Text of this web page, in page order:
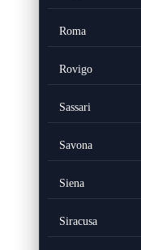
Roma
Rovigo
Sassari
Savona
Siena
Siracusa